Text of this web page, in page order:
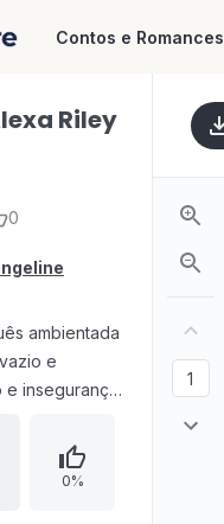
Contos e Romances
Riley
0
ambientada
e
insegurança:
promessa
0%